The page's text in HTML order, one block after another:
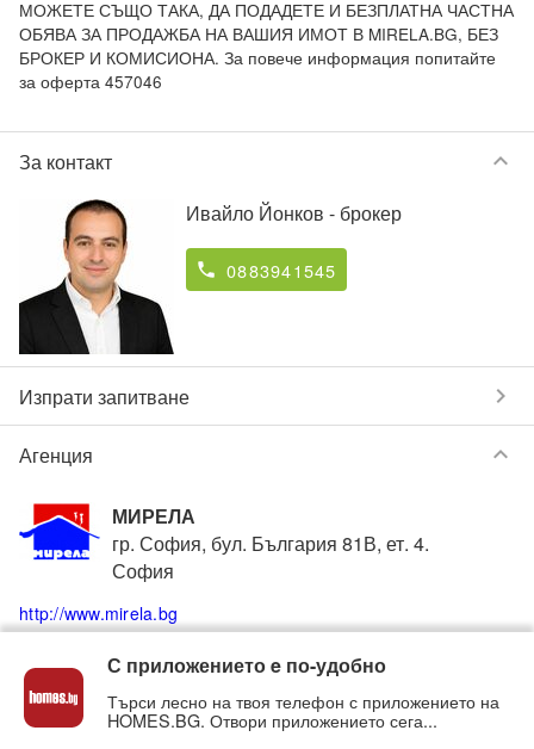
МОЖЕТЕ СЪЩО ТАКА, ДА ПОДАДЕТЕ И БЕЗПЛАТНА ЧАСТНА
ОБЯВА ЗА ПРОДАЖБА НА ВАШИЯ ИМОТ В MIRELA.BG, БЕЗ
БРОКЕР И КОМИСИОНА. За повече информация попитайте
за оферта 457046
За контакт keyboard_arrow_down
Ивайло Йонков - брокер
phone 0883941545
Изпрати запитване chevron_right
Агенция keyboard_arrow_down
МИРЕЛА
гр. София, бул. България 81В, ет. 4.
София
http://www.mirela.bg
phone 0883940027
Вижте всички обяви отМИРЕЛАв homes.bg
С приложението e по-удобно
Търси лесно на твоя телефон с приложението на
HOMES.BG. Отвори приложението сега...